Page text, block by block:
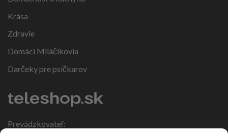
Krása
Zdravie
Domáci Miláčikovia
Darčeky pre psíčkarov
Prevádzkovateľ: